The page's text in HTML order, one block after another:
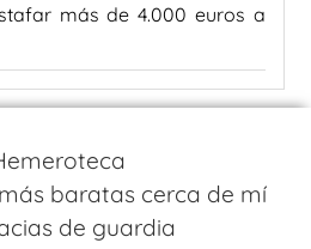
más de 4.000 euros a
baratas cerca de mí
de guardia